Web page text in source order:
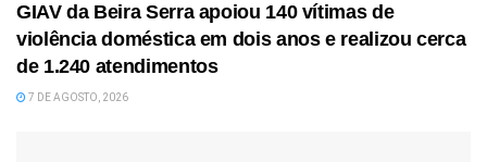
GIAV da Beira Serra apoiou 140 vítimas de
violência doméstica em dois anos e realizou cerca
de 1.240 atendimentos
7 DE AGOSTO, 2026